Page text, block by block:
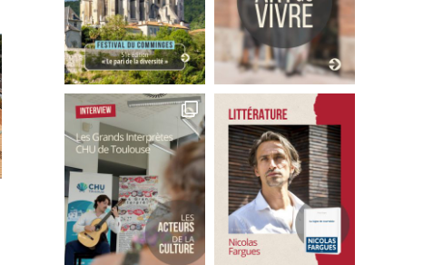
Eva Kristina Mindszenti
expose l’hôpital et ses
fantômes...
À Colomiers, un voyage
plus près de...
7 juillet 2026